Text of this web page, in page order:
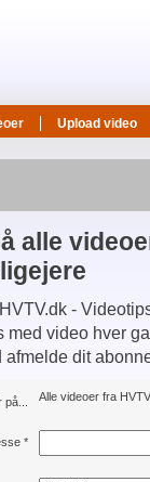
Upload video
alle
-
med video hver
dit
Alle videoer fra
*